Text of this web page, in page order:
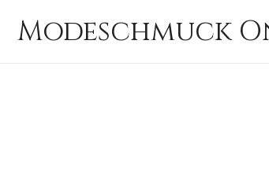
InhaltModeschmuck